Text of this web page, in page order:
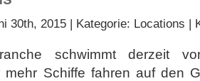
30th, 2015 | Kategorie: Locations |
schwimmt derzeit
mehr Schiffe fahren auf den